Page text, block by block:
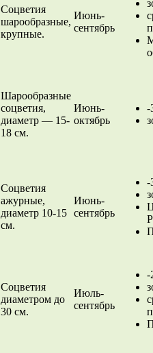
Соцветия
шарообразные,
крупные.
Июнь-
сентябрь
Шарообразные
соцветия,
диаметр — 15-
18 см.
Июнь-
октябрь
-
Соцветия
ажурные,
диаметр 10-15
см.
Июнь-
сентябрь
-
Соцветия
диаметром до
30 см.
Июль-
сентябрь
-